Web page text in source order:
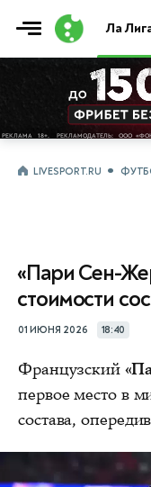
Ла
LIVESPORT.RU
«Пари Сен-
стоимости
01 ИЮНЯ 2026 18:40
Французский
первое место в
состава,